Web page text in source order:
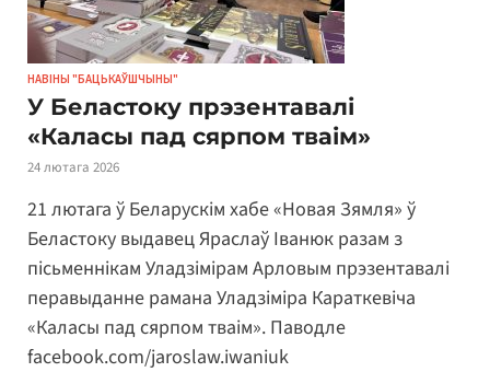
НАВІНЫ "БАЦЬКАЎШЧЫНЫ"
У Беластоку прэзентавалі
«Каласы пад сярпом тваім»
24 лютага 2026
21 лютага ў Беларускім хабе «Новая Зямля» ў
Беластоку выдавец Яраслаў Іванюк разам з
пісьменнікам Уладзімірам Арловым прэзентавалі
перавыданне рамана Уладзіміра Караткевіча
«Каласы пад сярпом тваім». Паводле
facebook.com/jaroslaw.iwaniuk